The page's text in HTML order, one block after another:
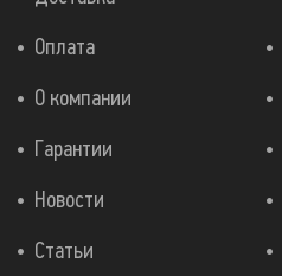
Оплата
О компании
Гарантии
Новости
Статьи